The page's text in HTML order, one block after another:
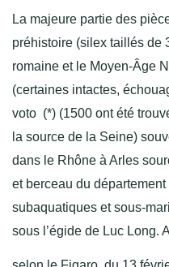
La majeure partie des
préhistoire (silex taillés de
romaine et le Moyen-Âge
(certaines intactes,
voto (*) (1500 ont été
la source de la Seine)
dans le Rhône à Arles
et berceau du
subaquatiques et sous-
sous l’égide de Luc Long.